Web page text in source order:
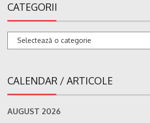
CATEGORII
Categorii
CALENDAR / ARTICOLE
AUGUST 2026